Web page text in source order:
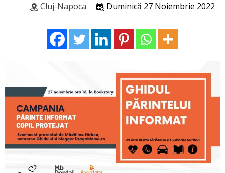
Duminică 27 Noiembrie 2022
Cluj-Napoca